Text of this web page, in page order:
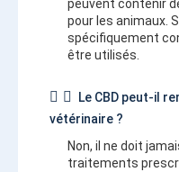
peuvent contenir
pour les animaux.
spécifiquement
être utilisés.
Le CBD peut-il
vétérinaire ?
Non, il ne doit
traitements